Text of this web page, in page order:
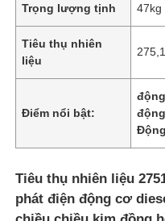
Trọng lượng tịnh 47kg
Tiêu thụ nhiên
liệu
Điểm nổi bật:
Tiêu thụ nhiên liệu
phát điện động cơ